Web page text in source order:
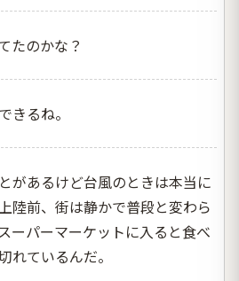
たのかな？
きるね。
があるけど台風のときは本当に
陸前、街は静かで普段と変わら
ーパーマーケットに入ると食べ
れているんだ。